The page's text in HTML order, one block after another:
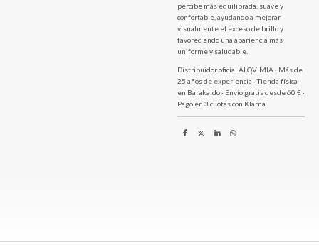
percibe más equilibrada, suave y
confortable, ayudando a mejorar
visualmente el exceso de brillo y
favoreciendo una apariencia más
uniforme y saludable.
Distribuidor oficial ALQVIMIA · Más de
25 años de experiencia · Tienda física
en Barakaldo · Envío gratis desde 60 € ·
Pago en 3 cuotas con Klarna.
C
C
C
C